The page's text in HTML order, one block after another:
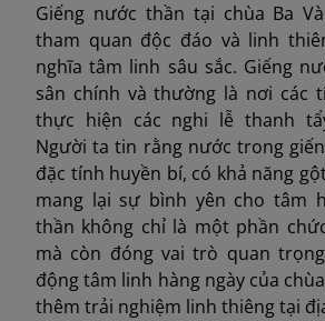
Giếng nước thần tại chùa Ba
tham quan độc đáo và linh
nghĩa tâm linh sâu sắc. Giếng
sân chính và thường là nơi các
thực hiện các nghi lễ thanh
Người ta tin rằng nước trong
đặc tính huyền bí, có khả năng
mang lại sự bình yên cho tâm
thần không chỉ là một phần
mà còn đóng vai trò quan
động tâm linh hàng ngày của
thêm trải nghiệm linh thiêng tại